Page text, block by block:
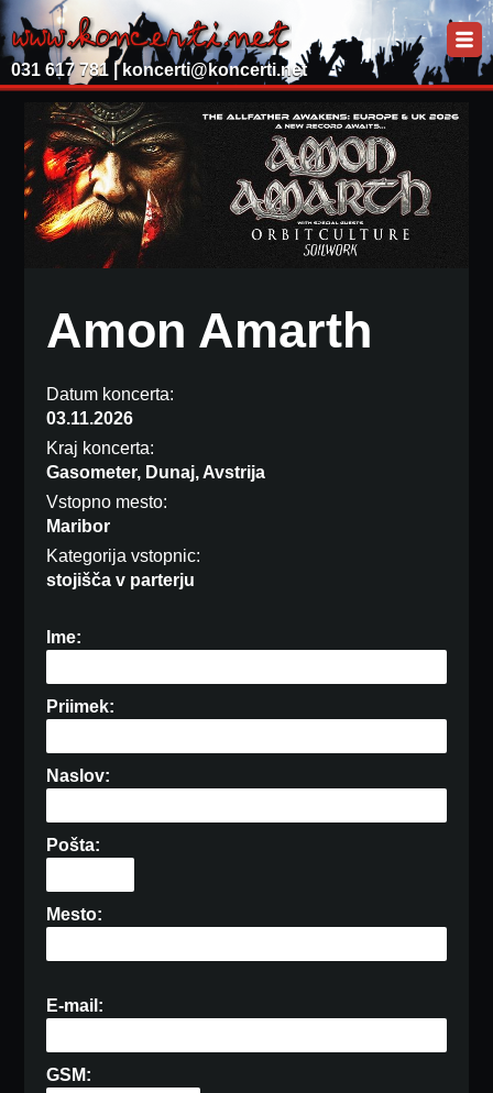
031 617 781 | koncerti@koncerti.net
Amon Amarth
Datum koncerta:
03.11.2026
Kraj koncerta:
Gasometer, Dunaj, Avstrija
Vstopno mesto:
Maribor
Kategorija vstopnic:
stojišča v parterju
Ime:
Priimek:
Naslov:
Pošta:
Mesto:
E-mail:
GSM: